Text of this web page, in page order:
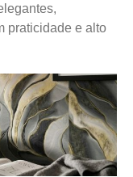
praticidade e alto